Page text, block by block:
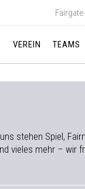
VEREIN TEAMS
stehen Spiel,
vieles mehr – wir